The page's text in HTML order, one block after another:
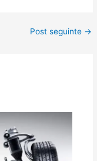
Post seguinte →